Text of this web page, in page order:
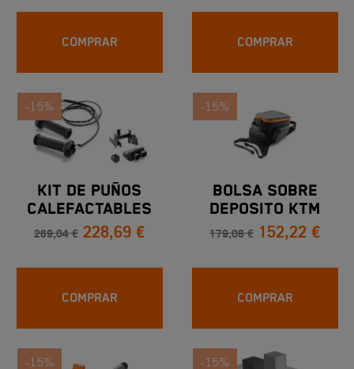
COMPRAR COMPRAR
-15%
KIT DE PUÑOS
CALEFACTABLES
KTM 890 / 790
ADVENTURE
269,04 € 228,69 €
COMPRAR
-15%
BOLSA SOBRE
DEPOSITO KTM
179,08 € 152,22 €
COMPRAR
-15% -15%